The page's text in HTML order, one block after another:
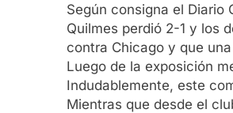
Según consigna el Diario
Quilmes perdió 2-1 y los
contra Chicago y que
Luego de la exposición
Indudablemente, este
Mientras que desde el